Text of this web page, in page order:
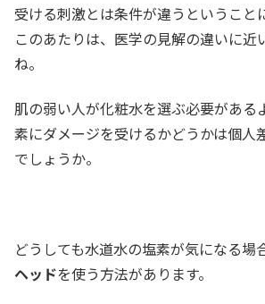
受ける刺激とは条件が違うということ
このあたりは、医学の見解の違いに近
ね。
肌の弱い人が化粧水を選ぶ必要がある
素にダメージを受けるかどうかは個人
でしょうか。
どうしても水道水の塩素が気になる場
ヘッドを使う方法があります。